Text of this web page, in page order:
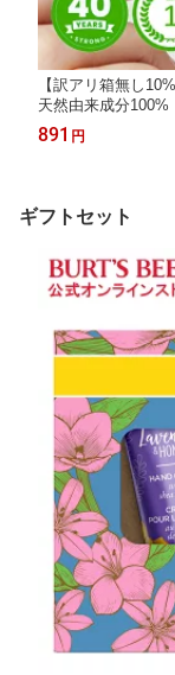
【訳アリ箱無し
天然由来成分
加 蜜蝋 ビーズワッ
来 パラベン 合成着
891 円
ギフトセット